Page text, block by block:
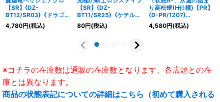
【SR】{DZ-
BT12/SR03}《ドラゴン
エンパイア》
4,780円(税込)
【SR】{DZ-
BT11/SR25}《ケテルサ
ンクチュアリ》
80円(税込)
り高松燈(H仕様)【PR】
{D-PR/1207}
《BanGDream!》
4,580円(税込)
※コチラの在庫数は通販の在庫数となります。各店頭との在
庫とは異なります。
商品の状態表記についての詳細はこちら（初めて購入される